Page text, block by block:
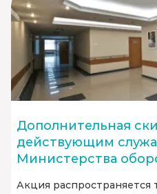
Дополнительная
действующим
Министерства
Акция